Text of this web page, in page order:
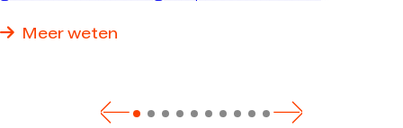
nieuwbouw: wij realiseren precies het pand dat optimaal
aan uw eisen voldoet.
Meer weten